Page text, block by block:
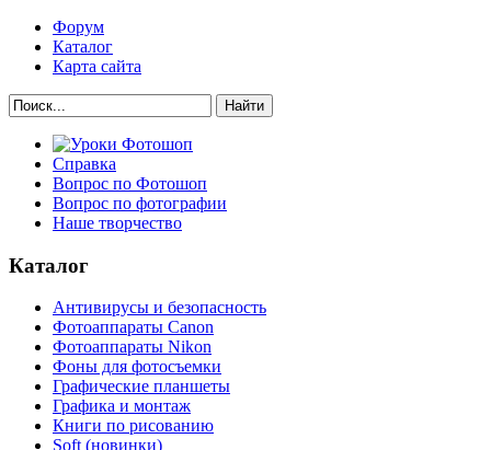
Форум
Каталог
Карта сайта
Найти
Справка
Вопрос по Фотошоп
Вопрос по фотографии
Наше творчество
Каталог
Антивирусы и безопасность
Фотоаппараты Canon
Фотоаппараты Nikon
Фоны для фотосъемки
Графические планшеты
Графика и монтаж
Книги по рисованию
Soft (новинки)